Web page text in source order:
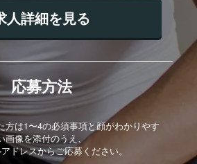
人詳細を見る
応募方法
方は1〜4の必須事項と顔がわかりやす
画像を添付のうえ、
ドレスからご応募ください。